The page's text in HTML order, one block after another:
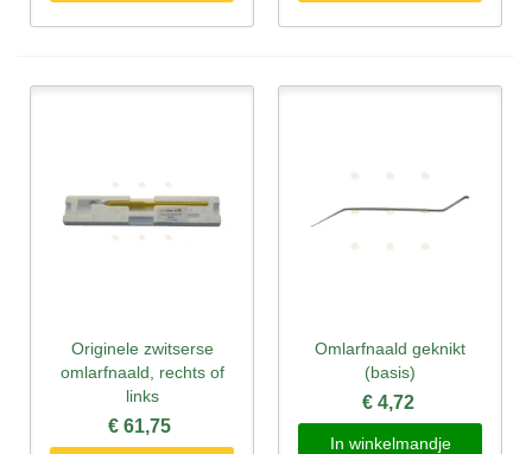
Originele zwitserse
omlarfnaald, rechts of
links
€ 61,75
Omlarfnaald geknikt
(basis)
€ 4,72
In winkelmandje